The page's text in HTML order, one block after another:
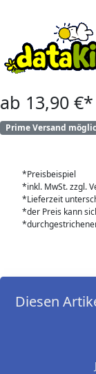
ab 13,90 €*
Prime Versand
*Preisbeispiel
*inkl. MwSt. zzgl.
*Lieferzeit
*der Preis kann
Diesen